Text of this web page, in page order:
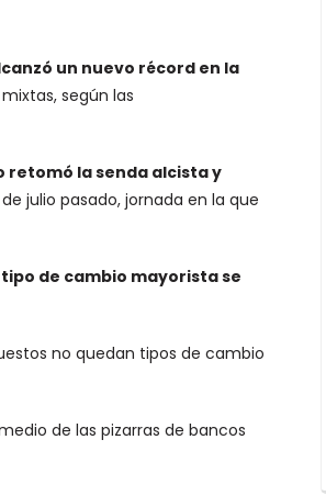
un nuevo récord en la
según las
retomó la senda alcista y
julio pasado, jornada en la que
de cambio mayorista se
no quedan tipos de cambio
de las pizarras de bancos